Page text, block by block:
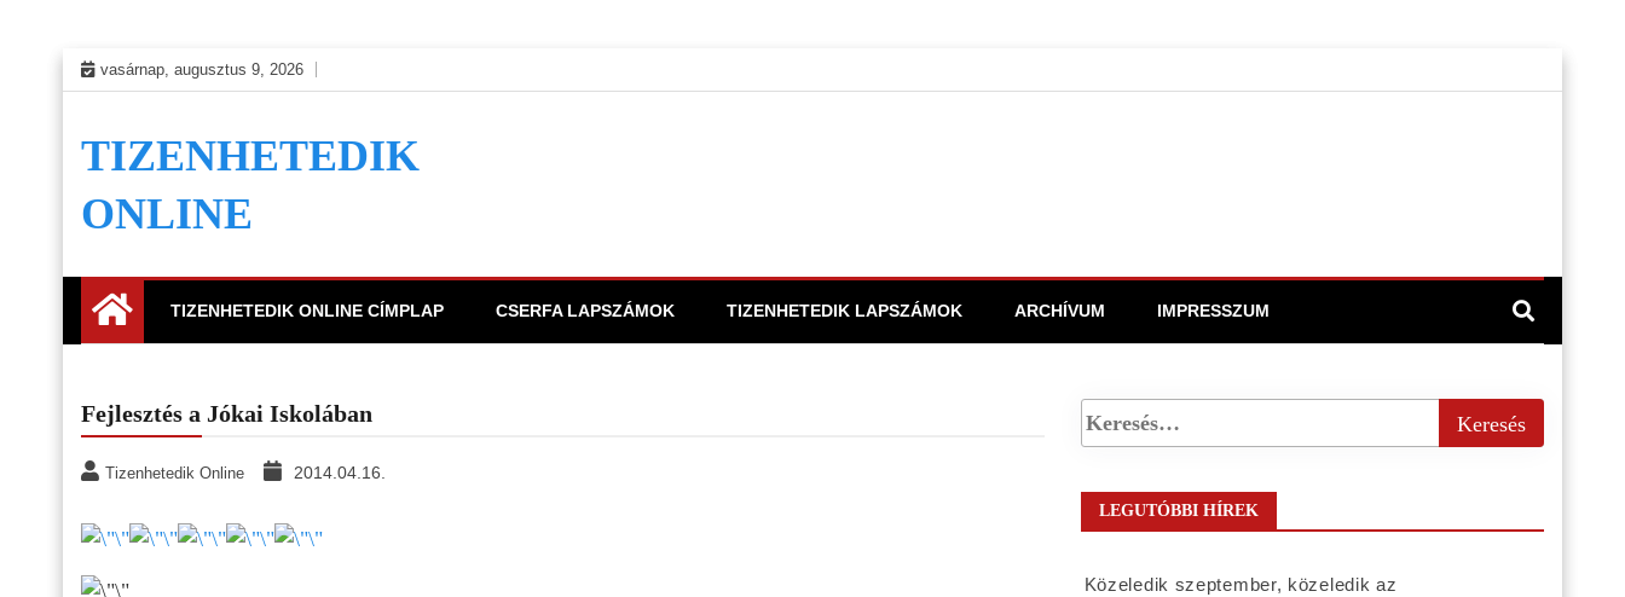
Skip
to
vasárnap, augusztus 9, 2026
TIZENHETEDIK
ONLINE
TIZENHETEDIK ONLINE CÍMPLAP CSERFA LAPSZÁMOK TIZENHETEDIK LAPSZÁMOK ARCHÍVUM IMPRESSZUM
Fejlesztés a Jókai Iskolában
Tizenhetedik Online 2014.04.16.
LEGUTÓBBI HÍREK
Közeledik szeptember, közeledik az